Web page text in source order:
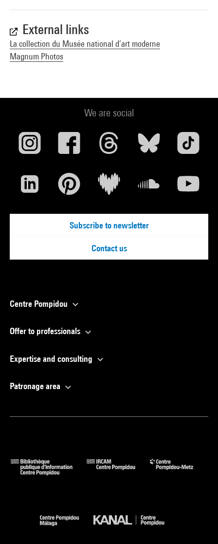
External links
La collection du Musée national d’art moderne
Magnum Photos
We are social
Subscribe to newsletter
Contact us
Centre Pompidou
Offer to professionals
Expertise and consulting
Patronage area